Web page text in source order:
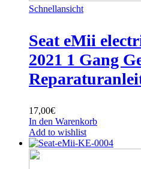
Schnellansicht
Seat eMii
2021 1 Gang
17,00€
In den Warenkorb
Add to wishlist